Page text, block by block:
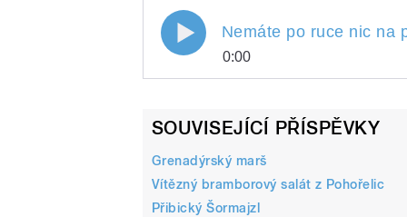
jednoduchý recept na
Nemáte po ruce nic na
0:00
recept na kuře v
SOUVISEJÍCÍ PŘÍSPĚVKY
Grenadýrský marš
Vítězný bramborový salát z Pohořelic
Přibický Šormajzl